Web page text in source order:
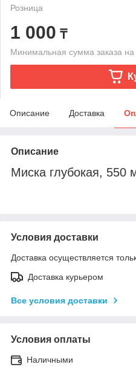
Розница
1 000 ₸
Минимальная сумма заказа
Описание Доставка
Описание
Миска глубокая, 550
Условия доставки
Доставка осуществляется
Доставка курьером
Все условия доставки
Условия оплаты
Наличными